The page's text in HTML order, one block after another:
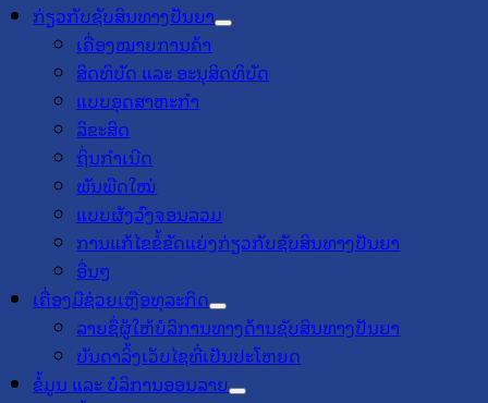
ກ່ຽວກັບຊັບສິນທາງປັນຍາ
ເຄື່ອງໝາຍການຄ້າ
ສິດທິບັດ ແລະ ອະນຸສິດທິບັດ
ແບບອຸດສາຫະກຳ
ລິຂະສິດ
ຖິ່ນກຳເນີດ
ພັນພືດໃໝ່
ແບບຜັງວົງຈອນລວມ
ການແກ້ໄຂຂໍ້ຂັດແຍ່ງກ່ຽວກັບຊັບສິນທາງປັນຍາ
ອື່ນໆ
ເຄື່ອງມືຊ່ວຍເຫຼືອທຸລະກິດ
ລາຍຊື່ຜູ້ໃຫ້ບໍລິການທາງດ້ານຊັບສິນທາງປັນຍາ
ບັນດາລິ້ງເວັບໄຊທີ່ເປັນປະໂຫຍດ
ຂໍ້ມູນ ແລະ ບໍລິການອອນລາຍ